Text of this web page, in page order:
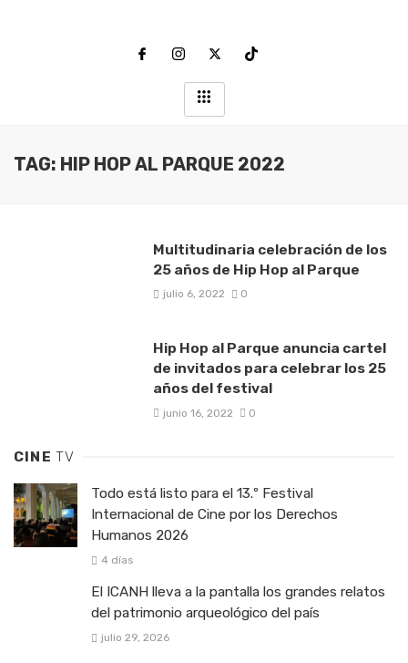
TAG: HIP HOP AL PARQUE 2022
Multitudinaria celebración de los
25 años de Hip Hop al Parque
julio 6, 2022 0
Hip Hop al Parque anuncia cartel
de invitados para celebrar los 25
años del festival
junio 16, 2022 0
CINETV
Todo está listo para el 13.º Festival
Internacional de Cine por los Derechos
Humanos 2026
4 días
El ICANH lleva a la pantalla los grandes relatos
del patrimonio arqueológico del país
julio 29, 2026